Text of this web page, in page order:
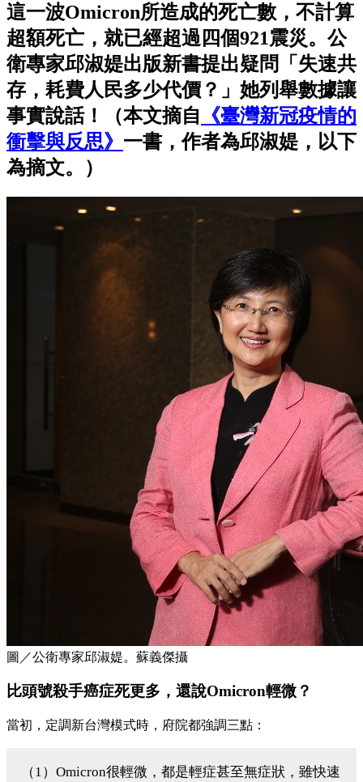
這一波Omicron所造成的死亡數，不計算
超額死亡，就已經超過四個921震災。公
衛專家邱淑媞出版新書提出疑問「失速共
存，耗費人民多少代價？」她列舉數據讓
事實說話！（本文摘自
《臺灣新冠疫情的
衝擊與反思》 一書，作者為邱淑媞，以下
為摘文。）
圖／公衛專家邱淑媞。蘇義傑攝
比頭號殺手癌症死更多，還說Omicron輕微？
當初，定調新台灣模式時，府院都強調三點：
（1）Omicron很輕微，都是輕症甚至無症狀，雖快速